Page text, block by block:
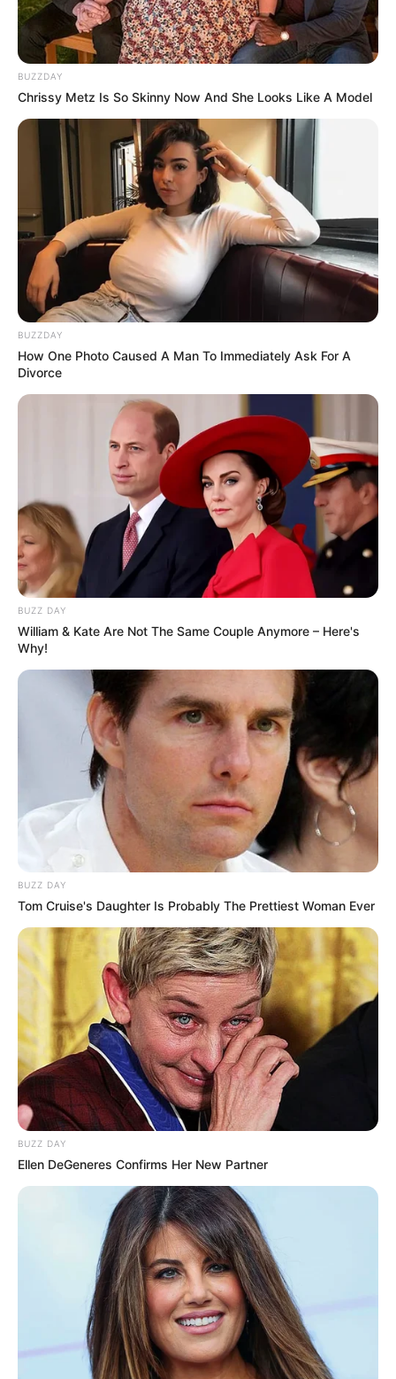
BUZZDAY
Chrissy Metz Is So Skinny Now And She Looks Like A Model
BUZZDAY
How One Photo Caused A Man To Immediately Ask For A
Divorce
BUZZ DAY
William & Kate Are Not The Same Couple Anymore – Here's
Why!
BUZZ DAY
Tom Cruise's Daughter Is Probably The Prettiest Woman Ever
BUZZ DAY
Ellen DeGeneres Confirms Her New Partner